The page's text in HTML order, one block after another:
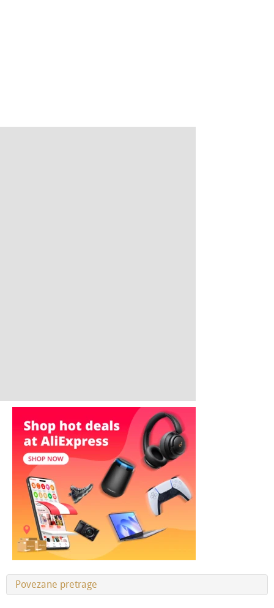
Povezane pretrage